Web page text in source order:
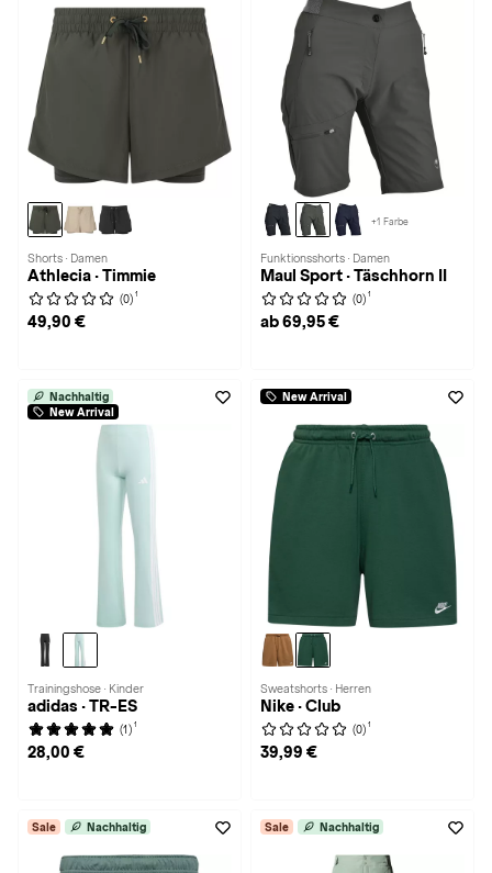
Shorts · Damen
Athlecia · Timmie
(0) 1
49,90 €
+1 Farbe
Funktionsshorts · Damen
Maul Sport · Täschhorn II
(0) 1
ab 69,95 €
Nachhaltig
New Arrival
Trainingshose · Kinder
adidas · TR-ES
(1) 1
28,00 €
New Arrival
Sweatshorts · Herren
Nike · Club
(0) 1
39,99 €
Sale Nachhaltig Sale Nachhaltig